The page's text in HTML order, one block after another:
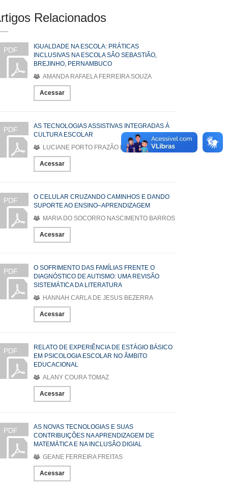
Relacionados
PDF
IGUALDADE NA ESCOLA: PRÁTICAS
INCLUSIVAS NA ESCOLA SÃO SEBASTIÃO,
BREJINHO, PERNAMBUCO
AMANDA RAFAELA FERREIRA SOUZA
Acessar
PDF
AS TECNOLOGIAS ASSISTIVAS INTEGRADAS À
CULTURA ESCOLAR
LUCIANE PORTO FRAZÃO DE SOUSA
Acessar
PDF
O CELULAR CRUZANDO CAMINHOS E DANDO
SUPORTE AO ENSINO–APRENDIZAGEM
MARIA DO SOCORRO NASCIMENTO BARROS
Acessar
PDF
O SOFRIMENTO DAS FAMÍLIAS FRENTE O
DIAGNÓSTICO DE AUTISMO: UMA REVISÃO
SISTEMÁTICA DA LITERATURA
HANNAH CARLA DE JESUS BEZERRA
Acessar
PDF
RELATO DE EXPERIÊNCIA DE ESTÁGIO BÁSICO
EM PSICOLOGIA ESCOLAR NO ÂMBITO
EDUCACIONAL
ALANY COURA TOMAZ
Acessar
PDF
AS NOVAS TECNOLOGIAS E SUAS
CONTRIBUIÇÕES NA APRENDIZAGEM DE
MATEMÁTICA E NA INCLUSÃO DIGIAL
GEANE FERREIRA FREITAS
Acessar